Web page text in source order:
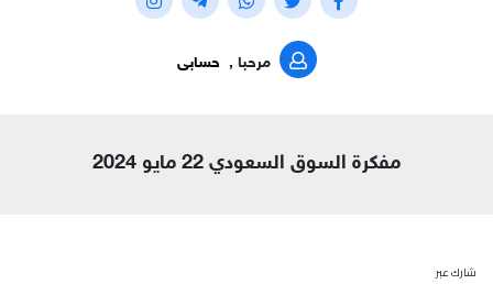
مرحبا , حسابى
مفكرة السوق السعودي 22 مايو 2024
شارك عبر